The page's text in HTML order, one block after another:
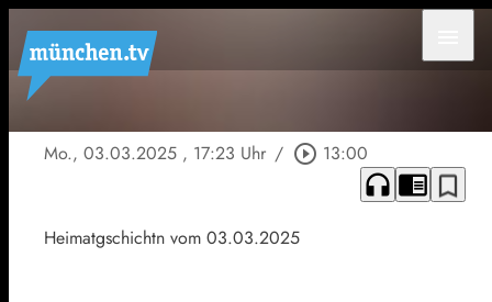
Mo., 03.03.2025 , 17:23 Uhr / play_circle_outline 13:00
headphones chrome_reader_mode bookmark_border
Heimatgschichtn vom 03.03.2025